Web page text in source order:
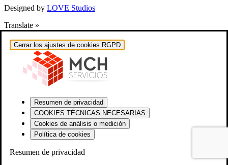
Designed by LOVE Studios
Translate »
Cerrar los ajustes de cookies RGPD
Resumen de privacidad
COOKIES TÉCNICAS NECESARIAS
Cookies de análisis o medición
Política de cookies
Resumen de privacidad